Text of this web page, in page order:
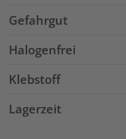
Gefahrgut
Halogenfrei
Klebstoff
Lagerzeit